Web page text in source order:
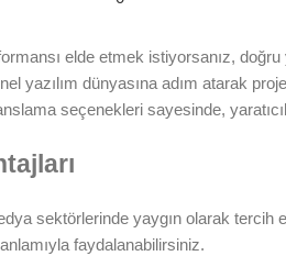
elde etmek istiyorsanız,
yazılım dünyasına adım atarak
seçenekleri sayesinde,
sektörlerinde yaygın olarak tercih
faydalanabilirsiniz.